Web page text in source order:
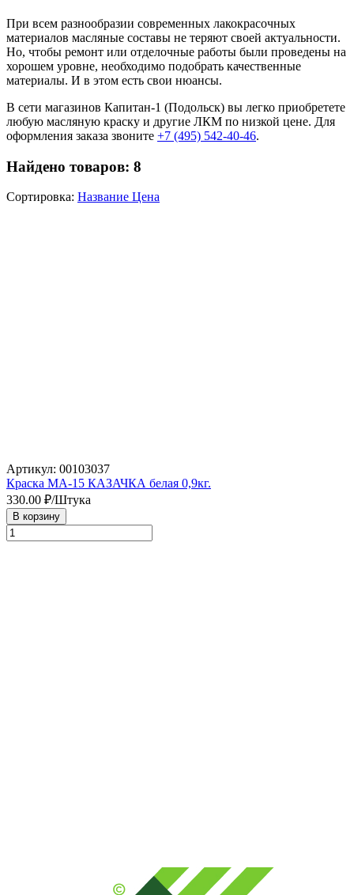
При всем разнообразии современных лакокрасочных
материалов масляные составы не теряют своей актуальности.
Но, чтобы ремонт или отделочные работы были проведены на
хорошем уровне, необходимо подобрать качественные
материалы. И в этом есть свои нюансы.
В сети магазинов Капитан-1 (Подольск) вы легко приобретете
любую масляную краску и другие ЛКМ по низкой цене. Для
оформления заказа звоните +7 (495) 542-40-46.
Найдено товаров: 8
Сортировка: Название Цена
Артикул: 00103037
Краска МА-15 КАЗАЧКА белая 0,9кг.
330.00 ₽/Штука
В корзину